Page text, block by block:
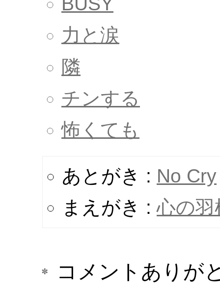
力と涙
隣
チンする
怖くても
あとがき : No Cry
まえがき :心の羽
コメントありが